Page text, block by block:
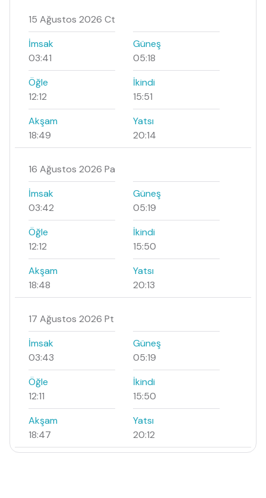
15 Ağustos 2026 Ct
İmsak
03:41
Güneş
05:18
Öğle
12:12
İkindi
15:51
Akşam
18:49
Yatsı
20:14
16 Ağustos 2026 Pa
İmsak
03:42
Güneş
05:19
Öğle
12:12
İkindi
15:50
Akşam
18:48
Yatsı
20:13
17 Ağustos 2026 Pt
İmsak
03:43
Güneş
05:19
Öğle
12:11
İkindi
15:50
Akşam
18:47
Yatsı
20:12